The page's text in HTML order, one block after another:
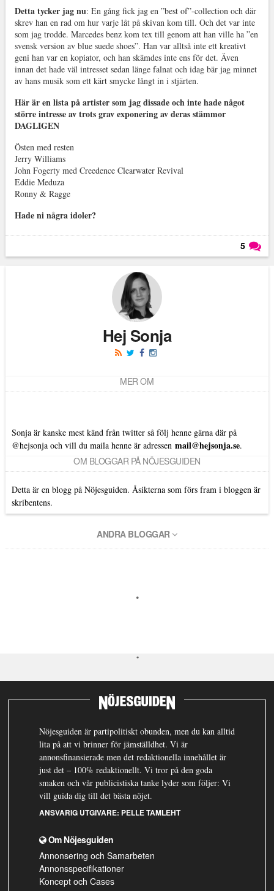
Detta tycker jag nu: En gång fick jag en ”best of”-collection och där
skrev han en rad om hur varje låt på skivan kom till. Och det var inte
som jag trodde. Marcedes benz kom tex till genom att han ville ha ”en
svensk version av blue suede shoes”. Han var alltså inte ett kreativt
geni han var en kopiator, och han skämdes inte ens för det. Även
innan det hade väl intresset sedan länge falnat och idag bär jag minnet
av hans musik som ett kärt smycke långt in i stjärten.
Här är en lista på artister som jag dissade och inte hade något
större intresse av trots grav exponering av deras stämmor
DAGLIGEN
Östen med resten
Jerry Williams
John Fogerty med Creedence Clearwater Revival
Eddie Meduza
Ronny & Ragge
Hade ni några idoler?
5
Hej Sonja
MER OM
Sonja är kanske mest känd från twitter så följ henne gärna där på
@hejsonjaoch vill du maila henne är adressen mail@hejsonja.se.
OM BLOGGAR PÅ NÖJESGUIDEN
Detta är en blogg på Nöjesguiden. Åsikterna som förs fram i bloggen är
skribentens.
ANDRA BLOGGAR
Nöjesguiden är partipolitiskt obunden, men du kan alltid
lita på att vi brinner för jämställdhet. Vi är
annonsfinansierade men det redaktionella innehållet är
just det – 100% redaktionellt. Vi tror på den goda
smaken och vår publicistiska tanke lyder som följer: Vi
vill guida dig till det bästa nöjet.
ANSVARIG UTGIVARE: PELLE TAMLEHT
Om Nöjesguiden
Annonsering och Samarbeten
Annonsspecifikationer
Koncept och Cases